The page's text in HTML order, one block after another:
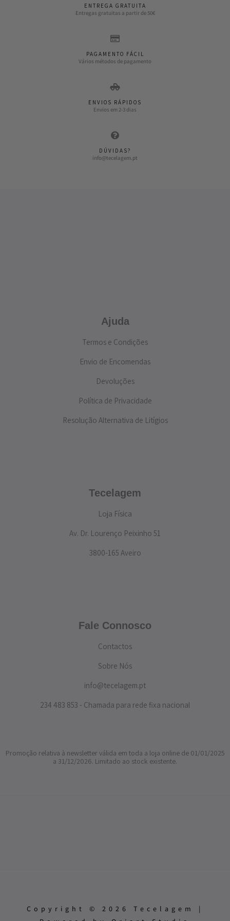
ENTREGA GRATUITA
Entregas gratuitas a partir de 50€
PAGAMENTO FÁCIL
Vários métodos de pagamento
ENVIOS RÁPIDOS
Envios em 2-3 dias
DÚVIDAS?
info@tecelagem.pt
Ajuda
Termos e Condições
Envio de Encomendas
Devoluções
Política de Privacidade
Resolução Alternativa de Litígios
Tecelagem
Loja Física
Av. Dr. Lourenço Peixinho 51
3800-165 Aveiro
Fale Connosco
Contactos
Sobre Nós
info@tecelagem.pt
234 483 853 - Chamada para rede fixa nacional
Promoção relativa à newsletter válida em toda a loja online de 01/01/2025
a 31/12/2026. Limitado ao stock existente.
Copyright © 2026 Tecelagem |